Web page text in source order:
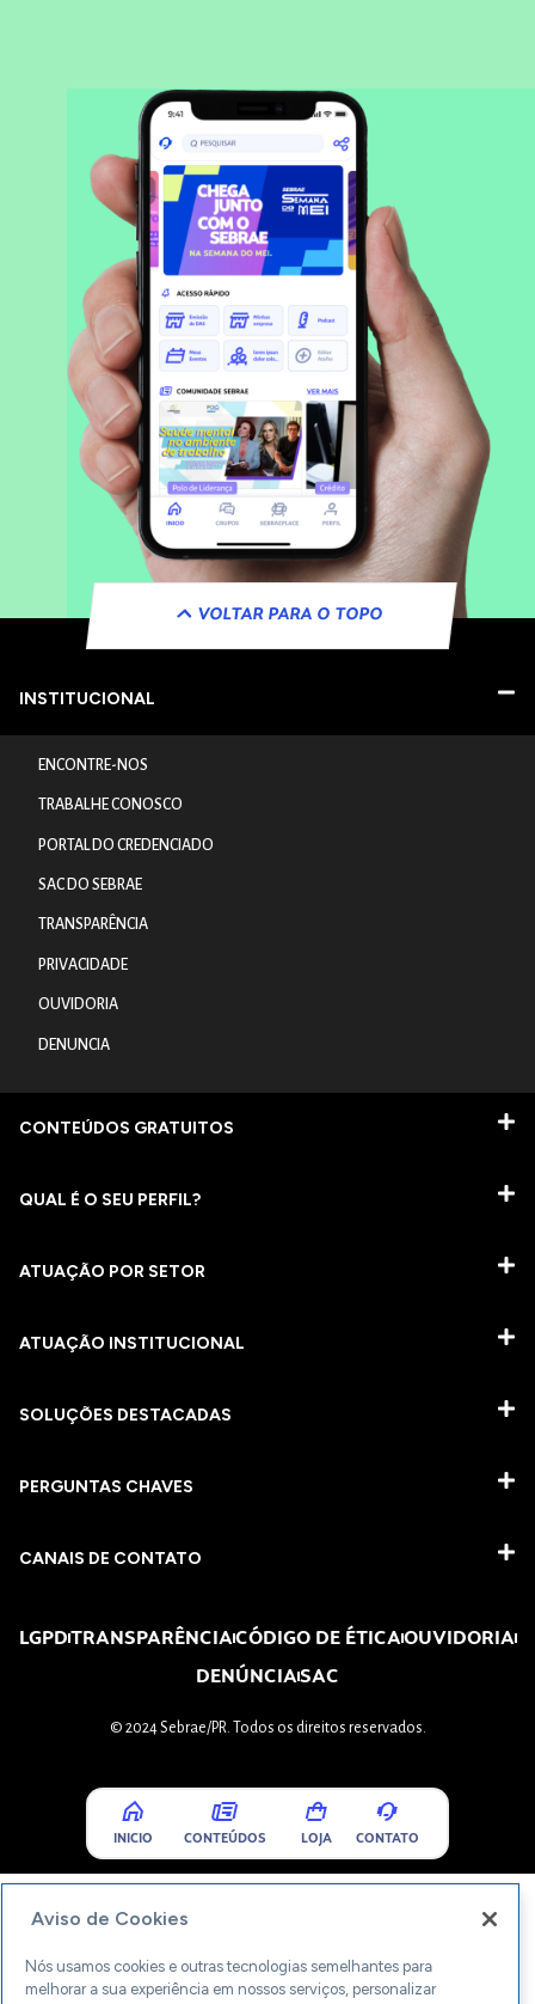
VOLTAR PARA O TOPO
INSTITUCIONAL
ENCONTRE-NOS
TRABALHE CONOSCO
PORTAL DO CREDENCIADO
SAC DO SEBRAE
TRANSPARÊNCIA
PRIVACIDADE
OUVIDORIA
DENUNCIA
CONTEÚDOS GRATUITOS
QUAL É O SEU PERFIL?
ATUAÇÃO POR SETOR
ATUAÇÃO INSTITUCIONAL
SOLUÇÕES DESTACADAS
PERGUNTAS CHAVES​
CANAIS DE CONTATO
LGPDTRANSPARÊNCIACÓDIGO DE ÉTICAOUVIDORIA
DENÚNCIASAC
© 2024 Sebrae/PR. Todos os direitos reservados.
INICIO CONTEÚDOS LOJA CONTATO
Aviso de Cookies
Nós usamos cookies e outras tecnologias semelhantes para
melhorar a sua experiência em nossos serviços, personalizar